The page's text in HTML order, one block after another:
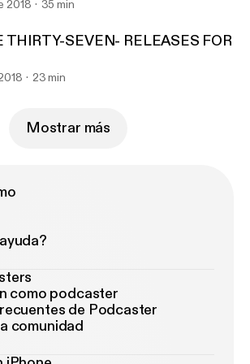
2018 35 min
THIRTY-SEVEN- RELEASES FOR
23 min
Mostrar más
como podcaster
de Podcaster
comunidad